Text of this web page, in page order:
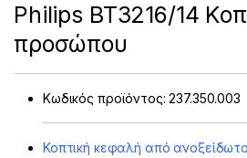
Philips BT3216/14
προσώπου
Κωδικός προϊόντος:237.350.003
Κοπτική κεφαλή από